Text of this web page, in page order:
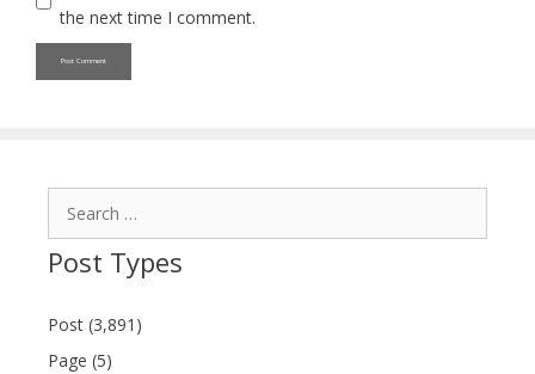
the next time I comment.
Post Types
Post (3,891)
Page (5)